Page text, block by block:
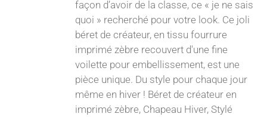
façon d’avoir de la classe, ce « je ne sais
quoi » recherché pour votre look. Ce joli
béret de créateur, en tissu fourrure
imprimé zèbre recouvert d'une fine
voilette pour embellissement, est une
pièce unique. Du style pour chaque jour
même en hiver ! Béret de créateur en
imprimé zèbre, Chapeau Hiver, Stylé